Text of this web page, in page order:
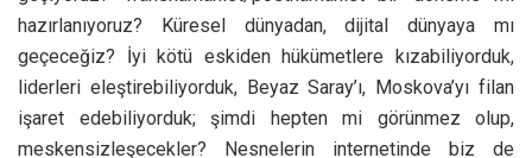
hazırlanıyoruz? Küresel dünyadan, dijital dünyaya mı
geçeceğiz? İyi kötü eskiden hükümetlere kızabiliyorduk,
liderleri eleştirebiliyorduk, Beyaz Saray’ı, Moskova’yı filan
işaret edebiliyorduk; şimdi hepten mi görünmez olup,
meskensizleşecekler? Nesnelerin internetinde biz de